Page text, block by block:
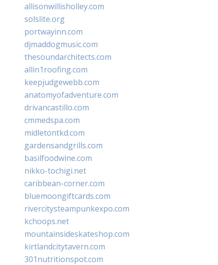
allisonwillisholley.com
solslite.org
portwayinn.com
djmaddogmusic.com
thesoundarchitects.com
allin1roofing.com
keepjudgewebb.com
anatomyofadventure.com
drivancastillo.com
cmmedspa.com
midletontkd.com
gardensandgrills.com
basilfoodwine.com
nikko-tochigi.net
caribbean-corner.com
bluemoongiftcards.com
rivercitysteampunkexpo.com
kchoops.net
mountainsideskateshop.com
kirtlandcitytavern.com
301nutritionspot.com